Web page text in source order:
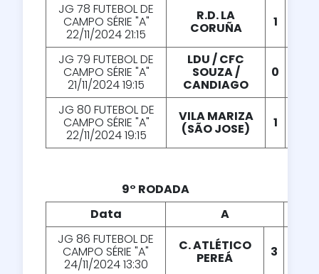
JG 78 FUTEBOL DE
CAMPO SÉRIE "A"
22/11/2024 21:15
R.D. LA
CORUÑA 1
JG 79 FUTEBOL DE
CAMPO SÉRIE "A"
21/11/2024 19:15
LDU / CFC
SOUZA /
CANDIAGO
0
JG 80 FUTEBOL DE
CAMPO SÉRIE "A"
22/11/2024 19:15
VILA MARIZA
(SÃO JOSE) 1
9° RODADA
Data
A
JG 86 FUTEBOL DE
CAMPO SÉRIE "A"
24/11/2024 13:30
C. ATLÉTICO
PEREÁ 3